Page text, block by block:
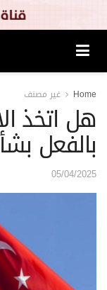
Home غير مصنف
هل اتخذ
بالفعل
05/04/2025